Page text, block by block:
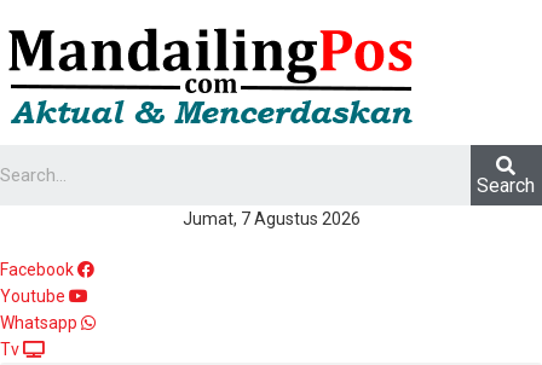
Search
Jumat, 7 Agustus 2026
Facebook
Youtube
Whatsapp
Tv